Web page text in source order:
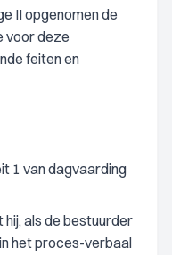
II opgenomen de
voor deze
feiten en
1 van dagvaarding
als de bestuurder
het proces-verbaal